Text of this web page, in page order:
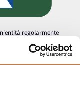
regolarmente
vendita online di